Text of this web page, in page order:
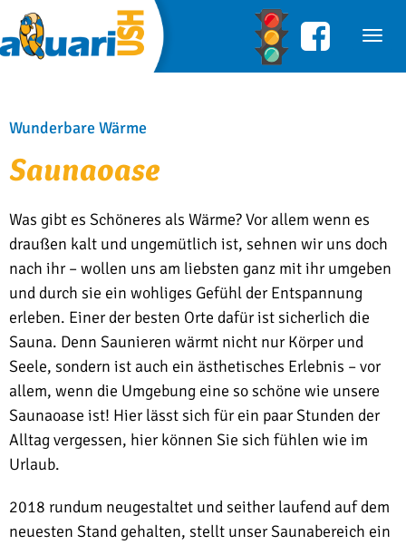
Wun­der­ba­re Wärme
Sau­n­aoa­se
Was gibt es Schöneres als Wärme? Vor allem wenn es
draußen kalt und ungemütlich ist, sehnen wir uns doch
nach ihr – wollen uns am liebsten ganz mit ihr umgeben
und durch sie ein wohliges Gefühl der Entspannung
erleben. Einer der besten Orte dafür ist sicherlich die
Sauna. Denn Saunieren wärmt nicht nur Körper und
Seele, sondern ist auch ein ästhetisches Erlebnis – vor
allem, wenn die Umgebung eine so schöne wie unsere
Saunaoase ist! Hier lässt sich für ein paar Stunden der
Alltag vergessen, hier können Sie sich fühlen wie im
Urlaub.
2018 rundum neugestaltet und seither laufend auf dem
neuesten Stand gehalten, stellt unser Saunabereich ein